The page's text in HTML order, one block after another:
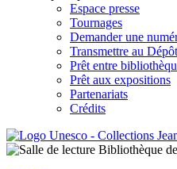
Espace presse
Tournages
Demander une
Transmettre au
Prêt entre
Prêt aux expositions
Partenariats
Crédits